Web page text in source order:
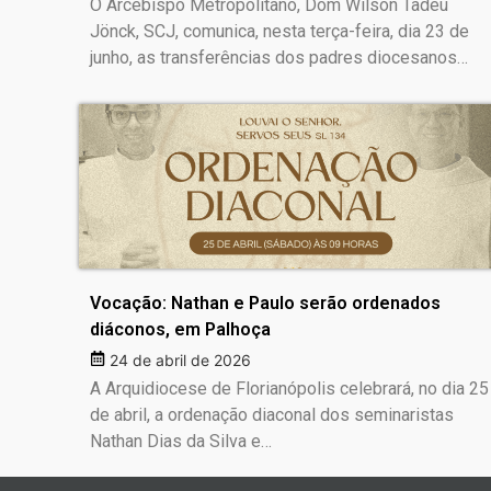
O Arcebispo Metropolitano, Dom Wilson Tadeu
Jönck, SCJ, comunica, nesta terça-feira, dia 23 de
junho, as transferências dos padres diocesanos…
Vocação: Nathan e Paulo serão ordenados
diáconos, em Palhoça
24 de abril de 2026
A Arquidiocese de Florianópolis celebrará, no dia 25
de abril, a ordenação diaconal dos seminaristas
Nathan Dias da Silva e…